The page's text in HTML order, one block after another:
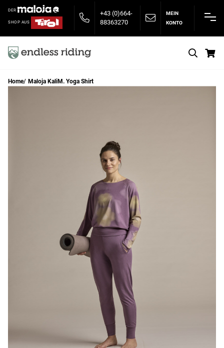
DER
SHOP AUS
+43 (0)664-
88363270
MEIN
KONTO
Home Maloja KaliM. Yoga Shirt